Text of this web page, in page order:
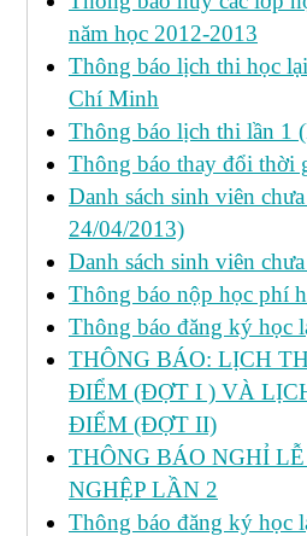
năm học 2012-2013
Thông báo lịch thi học
Chí Minh
Thông báo lịch thi lần 1
Thông báo thay đổi thời
Danh sách sinh viên
24/04/2013)
Danh sách sinh viên
Thông báo nộp học phí
Thông báo đăng ký học
THÔNG BÁO: LỊCH
ĐIỂM (ĐỢT I ) VÀ
ĐIỂM (ĐỢT II)
THÔNG BÁO NGHỈ
NGHỆP LẦN 2
Thông báo đăng ký học